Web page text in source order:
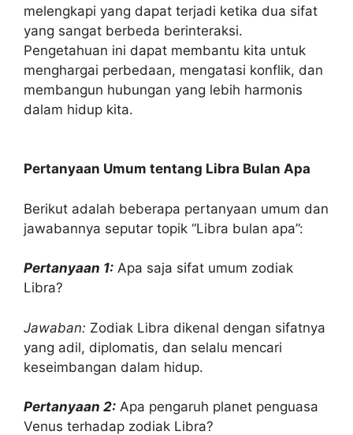
melengkapi yang dapat terjadi ketika dua sifat
yang sangat berbeda berinteraksi.
Pengetahuan ini dapat membantu kita untuk
menghargai perbedaan, mengatasi konflik, dan
membangun hubungan yang lebih harmonis
dalam hidup kita.
Pertanyaan Umum tentang Libra Bulan Apa
Berikut adalah beberapa pertanyaan umum dan
jawabannya seputar topik “Libra bulan apa”:
Pertanyaan 1: Apa saja sifat umum zodiak
Libra?
Jawaban: Zodiak Libra dikenal dengan sifatnya
yang adil, diplomatis, dan selalu mencari
keseimbangan dalam hidup.
Pertanyaan 2: Apa pengaruh planet penguasa
Venus terhadap zodiak Libra?